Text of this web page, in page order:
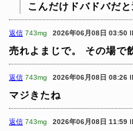
こんだけドバドバだ
返信 743mg 2026年06月08日 03:50
売れよまじで。 その場で
返信 743mg 2026年06月08日 08:26
マジきたね
返信 743mg 2026年06月08日 11:59